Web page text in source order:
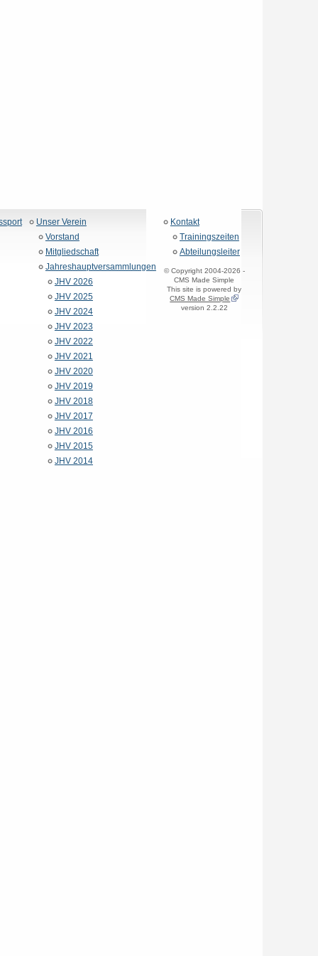
Unser Verein
Vorstand
Mitgliedschaft
Jahreshauptversammlungen
JHV 2026
JHV 2025
JHV 2024
JHV 2023
JHV 2022
JHV 2021
JHV 2020
JHV 2019
JHV 2018
JHV 2017
JHV 2016
JHV 2015
JHV 2014
Kontakt
Trainingszeiten
Abteilungsleiter
© Copyright 2004-2026 -
CMS Made Simple
This site is powered by
CMS Made Simple
version 2.2.22